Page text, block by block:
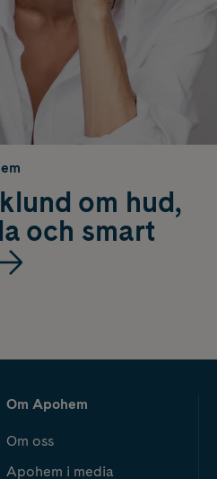
om hud,
och smart
Om Apohem
Om oss
Apohem i media